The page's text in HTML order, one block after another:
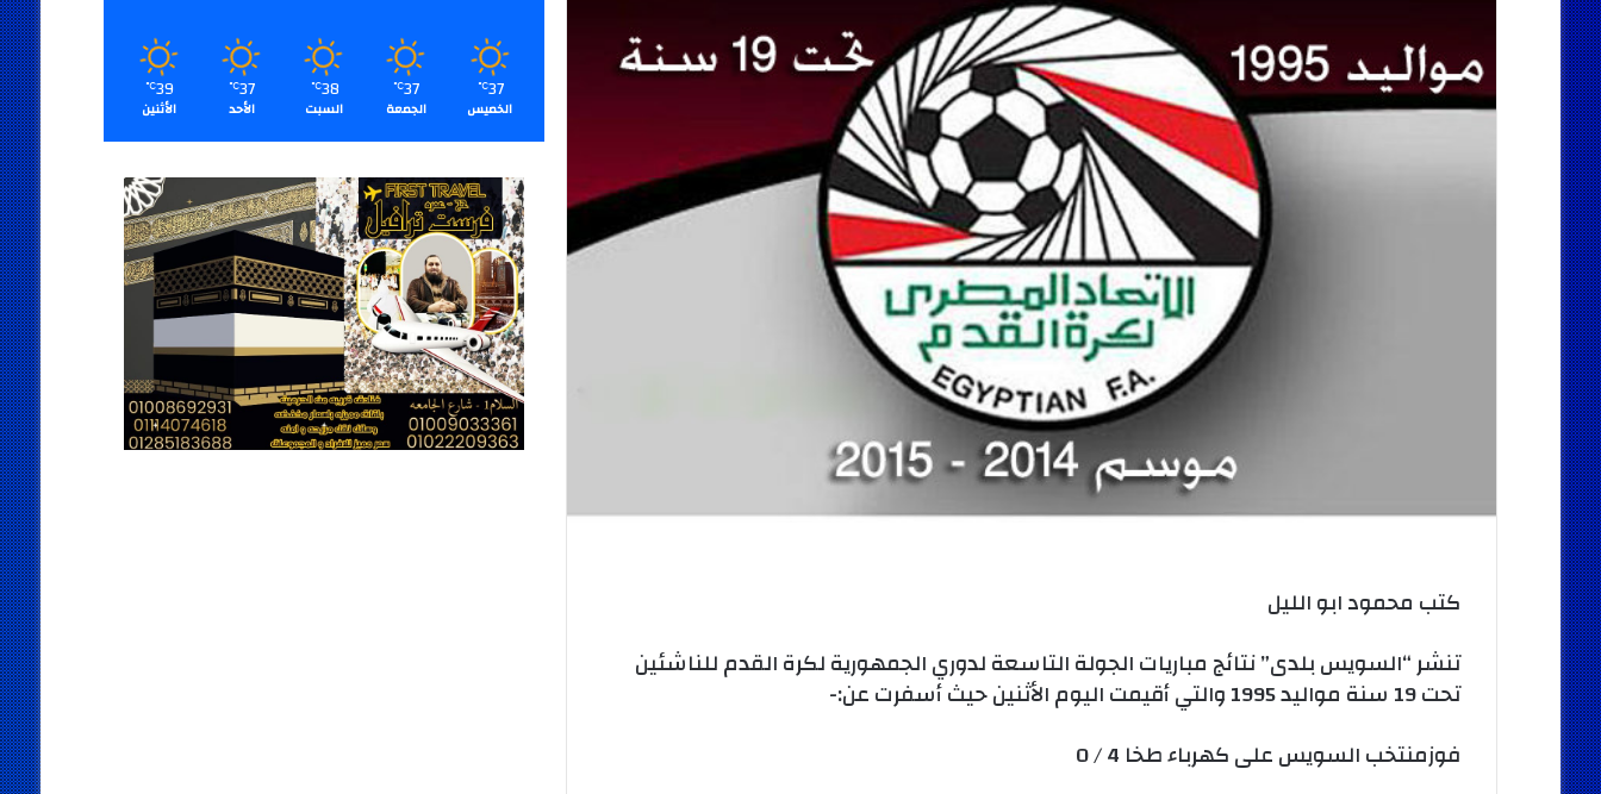
كتب محمود ابو الليل
تنشر “السويس بلدى” نتائج مباريات الجولة التاسعة لدوري الجمهورية لكرة القدم للناشئين
تحت 19 سنة مواليد 1995 والتي أقيمت اليوم الأثنين حيث أسفرت عن:-
فوزمنتخب السويس على كهرباء طخا 4 / 0
37
℃
الخميس
37
℃
الجمعة
38
℃
السبت
37
℃
الأحد
39
℃
الأثنين